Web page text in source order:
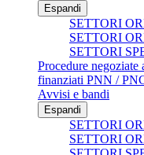
Espandi
SETTORI
SETTORI
SETTORI
Procedure
finanziati PNN /
Avvisi e bandi
Espandi
SETTORI
SETTORI